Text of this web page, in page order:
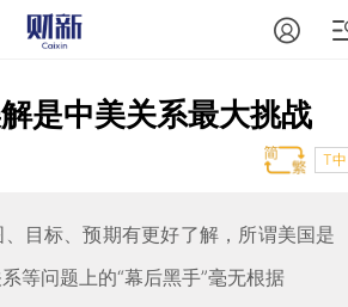
是中美关系最大挑战
T中
目标、预期有更好了解，所谓美国是
等问题上的“幕后黑手”毫无根据